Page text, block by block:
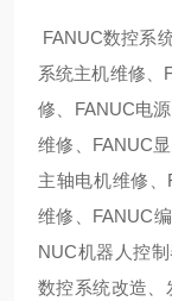
FANUC数控系
系统主机维修、
修、FANUC电
维修、FANUC
主轴电机维修
维修、FANUC
NUC机器人控
数控系统改造、